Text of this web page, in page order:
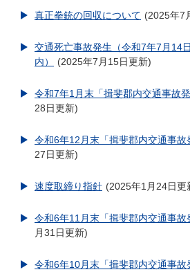
真正拳銃の回収について 2025年7
交通死亡事故発生（令和7年7月14
内）
2025年7月15日更新
令和7年1月末「揖斐郡内交通事故発
28日更新
令和6年12月末「揖斐郡内交通事故
27日更新
速度取締り指針 2025年1月24日更
令和6年11月末「揖斐郡内交通事故
月31日更新
令和6年10月末「揖斐郡内交通事故